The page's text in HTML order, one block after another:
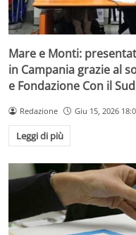
Mare e Monti:
in Campania grazie al
e Fondazione Con il Sud
Redazione Giu 15, 2026
Leggi di più